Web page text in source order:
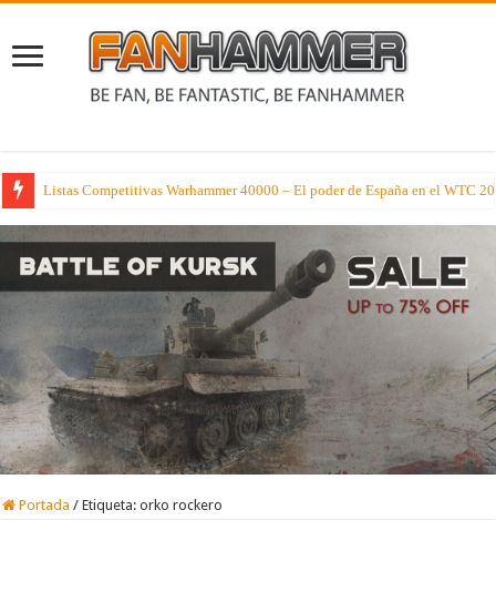
Listas Competitivas Warhammer 40000 – El poder de España en el WTC
Cae en la tentación de los Dioses del Caos en Warhammer el Viejo Mundo
Portada / Etiqueta:orko rockero